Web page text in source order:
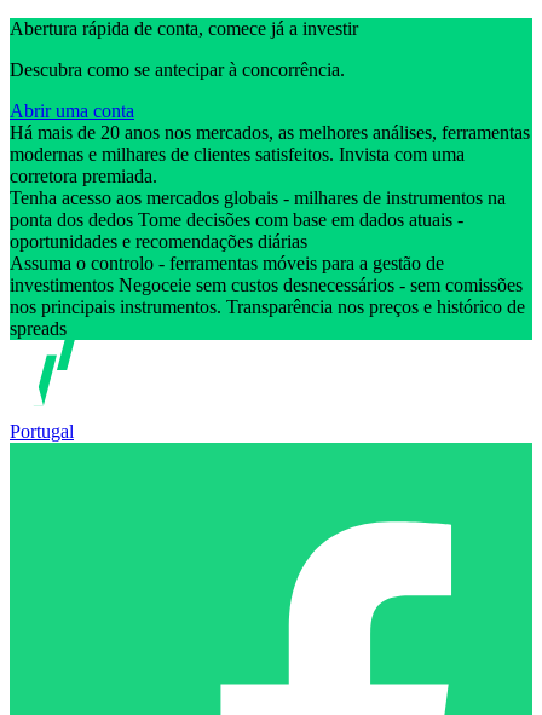
Abertura rápida de conta, comece já a investir
Descubra como se antecipar à concorrência.
Abrir uma conta
Há mais de 20 anos nos mercados, as melhores análises, ferramentas
modernas e milhares de clientes satisfeitos. Invista com uma
corretora premiada.
Tenha acesso aos mercados globais - milhares de instrumentos na
ponta dos dedos Tome decisões com base em dados atuais -
oportunidades e recomendações diárias
Assuma o controlo - ferramentas móveis para a gestão de
investimentos Negoceie sem custos desnecessários - sem comissões
nos principais instrumentos. Transparência nos preços e histórico de
spreads
Portugal